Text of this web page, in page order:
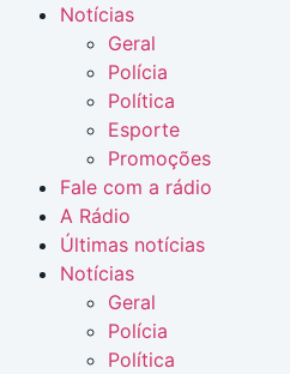
Notícias
Geral
Polícia
Política
Esporte
Promoções
Fale com a rádio
A Rádio
Últimas notícias
Notícias
Geral
Polícia
Política